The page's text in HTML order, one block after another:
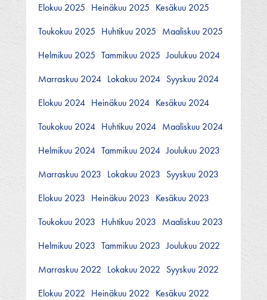
Elokuu 2025 Heinäkuu 2025 Kesäkuu 2025
Toukokuu 2025 Huhtikuu 2025 Maaliskuu 2025
Helmikuu 2025 Tammikuu 2025 Joulukuu 2024
Marraskuu 2024 Lokakuu 2024 Syyskuu 2024
Elokuu 2024 Heinäkuu 2024 Kesäkuu 2024
Toukokuu 2024 Huhtikuu 2024 Maaliskuu 2024
Helmikuu 2024 Tammikuu 2024 Joulukuu 2023
Marraskuu 2023 Lokakuu 2023 Syyskuu 2023
Elokuu 2023 Heinäkuu 2023 Kesäkuu 2023
Toukokuu 2023 Huhtikuu 2023 Maaliskuu 2023
Helmikuu 2023 Tammikuu 2023 Joulukuu 2022
Marraskuu 2022 Lokakuu 2022 Syyskuu 2022
Elokuu 2022 Heinäkuu 2022 Kesäkuu 2022